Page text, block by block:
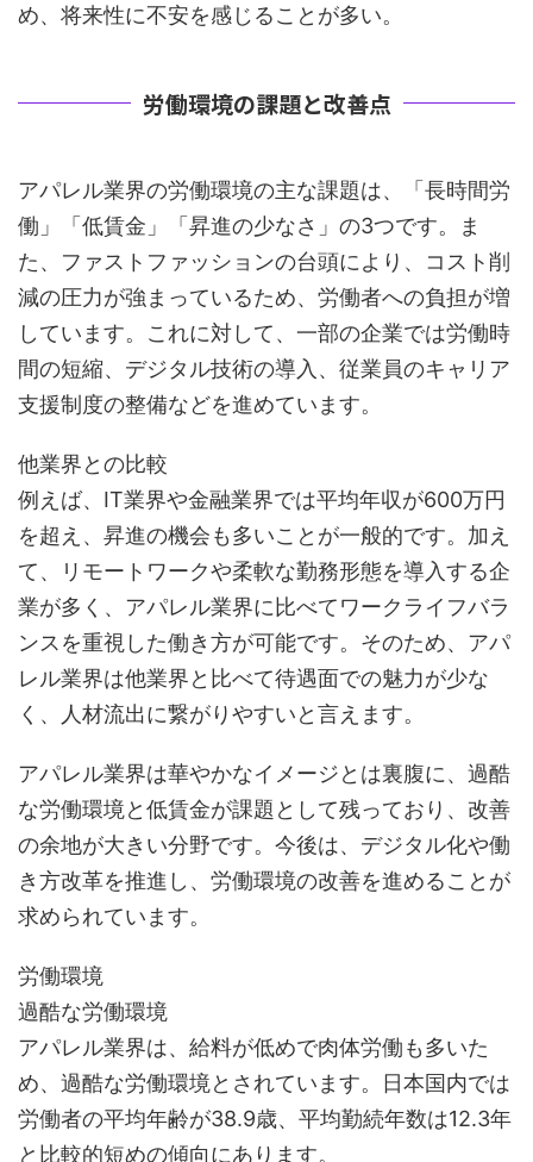
め、将来性に不安を感じることが多い。
労働環境の課題と改善点
アパレル業界の労働環境の主な課題は、「長時間労
働」「低賃金」「昇進の少なさ」の3つです。ま
た、ファストファッションの台頭により、コスト削
減の圧力が強まっているため、労働者への負担が増
しています。これに対して、一部の企業では労働時
間の短縮、デジタル技術の導入、従業員のキャリア
支援制度の整備などを進めています。
他業界との比較
例えば、IT業界や金融業界では平均年収が600万円
を超え、昇進の機会も多いことが一般的です。加え
て、リモートワークや柔軟な勤務形態を導入する企
業が多く、アパレル業界に比べてワークライフバラ
ンスを重視した働き方が可能です。そのため、アパ
レル業界は他業界と比べて待遇面での魅力が少な
く、人材流出に繋がりやすいと言えます。
アパレル業界は華やかなイメージとは裏腹に、過酷
な労働環境と低賃金が課題として残っており、改善
の余地が大きい分野です。今後は、デジタル化や働
き方改革を推進し、労働環境の改善を進めることが
求められています。
労働環境
過酷な労働環境
アパレル業界は、給料が低めで肉体労働も多いた
め、過酷な労働環境とされています。日本国内では
労働者の平均年齢が38.9歳、平均勤続年数は12.3年
と比較的短めの傾向にあります。